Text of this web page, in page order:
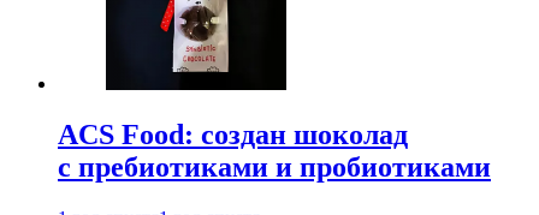
ACS Food: создан шоколад
с пребиотиками и пробиотиками